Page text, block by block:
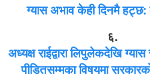
ग्यास अभाव केही दिनमै हट्छ:
६.
अध्यक्ष राईद्वारा लिपुलेकदेखि
पीडितसम्मका विषयमा